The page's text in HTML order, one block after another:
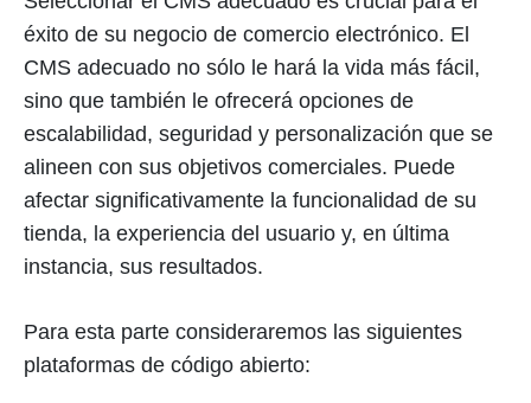
éxito de su negocio de comercio electrónico. El
CMS adecuado no sólo le hará la vida más fácil,
sino que también le ofrecerá opciones de
escalabilidad, seguridad y personalización que se
alineen con sus objetivos comerciales. Puede
afectar significativamente la funcionalidad de su
tienda, la experiencia del usuario y, en última
instancia, sus resultados.
Para esta parte consideraremos las siguientes
plataformas de código abierto: